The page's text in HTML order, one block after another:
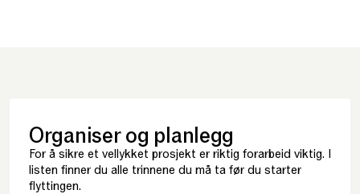
Organiser og planlegg
For å sikre et vellykket prosjekt er riktig forarbeid viktig. I
listen finner du alle trinnene du må ta før du starter
flyttingen.